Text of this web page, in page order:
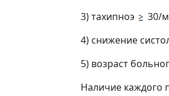
3) тахипноэ
30/
4) снижение
5) возраст
Наличие каждого